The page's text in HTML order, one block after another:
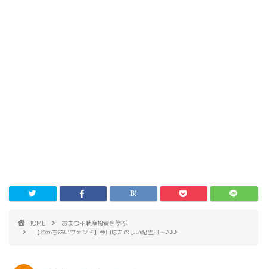
HOME
おまつ不動産投資を学ぶ
【わかちあいファンド】今日はたのしい配当日〜♪♪♪